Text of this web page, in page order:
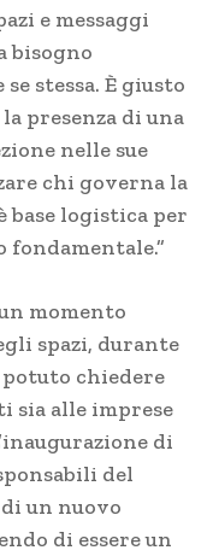
e messaggi
bisogno
stessa. È giusto
presenza di una
nelle sue
chi governa la
base logistica per
momento
spazi, durante
chiedere
sia alle imprese
di
del
un nuovo
di essere un